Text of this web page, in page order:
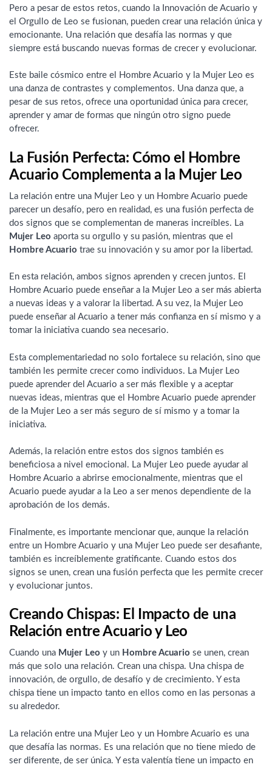
Pero a pesar de estos retos, cuando la Innovación de Acuario y
el Orgullo de Leo se fusionan, pueden crear una relación única y
emocionante. Una relación que desafía las normas y que
siempre está buscando nuevas formas de crecer y evolucionar.
Este baile cósmico entre el Hombre Acuario y la Mujer Leo es
una danza de contrastes y complementos. Una danza que, a
pesar de sus retos, ofrece una oportunidad única para crecer,
aprender y amar de formas que ningún otro signo puede
ofrecer.
La Fusión Perfecta: Cómo el Hombre
Acuario Complementa a la Mujer Leo
La relación entre una Mujer Leo y un Hombre Acuario puede
parecer un desafío, pero en realidad, es una fusión perfecta de
dos signos que se complementan de maneras increíbles. La
Mujer Leo aporta su orgullo y su pasión, mientras que el
Hombre Acuario trae su innovación y su amor por la libertad.
En esta relación, ambos signos aprenden y crecen juntos. El
Hombre Acuario puede enseñar a la Mujer Leo a ser más abierta
a nuevas ideas y a valorar la libertad. A su vez, la Mujer Leo
puede enseñar al Acuario a tener más confianza en sí mismo y a
tomar la iniciativa cuando sea necesario.
Esta complementariedad no solo fortalece su relación, sino que
también les permite crecer como individuos. La Mujer Leo
puede aprender del Acuario a ser más flexible y a aceptar
nuevas ideas, mientras que el Hombre Acuario puede aprender
de la Mujer Leo a ser más seguro de sí mismo y a tomar la
iniciativa.
Además, la relación entre estos dos signos también es
beneficiosa a nivel emocional. La Mujer Leo puede ayudar al
Hombre Acuario a abrirse emocionalmente, mientras que el
Acuario puede ayudar a la Leo a ser menos dependiente de la
aprobación de los demás.
Finalmente, es importante mencionar que, aunque la relación
entre un Hombre Acuario y una Mujer Leo puede ser desafiante,
también es increíblemente gratificante. Cuando estos dos
signos se unen, crean una fusión perfecta que les permite crecer
y evolucionar juntos.
Creando Chispas: El Impacto de una
Relación entre Acuario y Leo
Cuando una Mujer Leo y un Hombre Acuario se unen, crean
más que solo una relación. Crean una chispa. Una chispa de
innovación, de orgullo, de desafío y de crecimiento. Y esta
chispa tiene un impacto tanto en ellos como en las personas a
su alrededor.
La relación entre una Mujer Leo y un Hombre Acuario es una
que desafía las normas. Es una relación que no tiene miedo de
ser diferente, de ser única. Y esta valentía tiene un impacto en